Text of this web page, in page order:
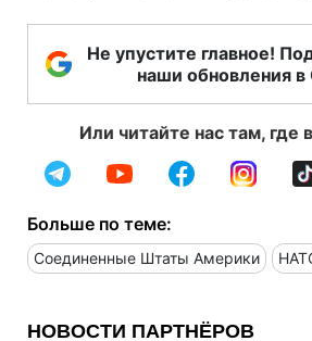
Не упустите главное!
наши обновления в
Или читайте нас там, где
Больше по теме:
Соединенные Штаты Америки